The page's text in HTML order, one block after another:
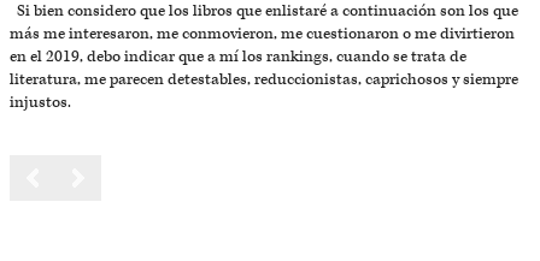
Si bien considero que los libros que enlistaré a continuación son los que
más me interesaron, me conmovieron, me cuestionaron o me divirtieron
en el 2019, debo indicar que a mí los rankings, cuando se trata de
literatura, me parecen detestables, reduccionistas, caprichosos y siempre
injustos.